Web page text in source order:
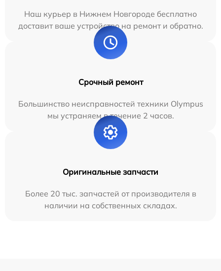
Наш курьер в Нижнем Новгороде бесплатно
доставит ваше устройство на ремонт и обратно.
Срочный ремонт
Большинство неисправностей техники Olympus
мы устраняем в течение 2 часов.
Оригинальные запчасти
Более 20 тыс. запчастей от производителя в
наличии на собственных складах.